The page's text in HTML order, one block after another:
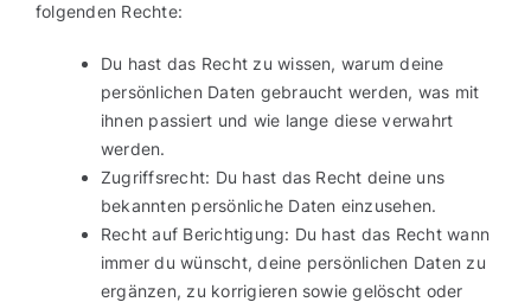
folgenden Rechte:
Du hast das Recht zu wissen, warum deine
persönlichen Daten gebraucht werden, was mit
ihnen passiert und wie lange diese verwahrt
werden.
Zugriffsrecht: Du hast das Recht deine uns
bekannten persönliche Daten einzusehen.
Recht auf Berichtigung: Du hast das Recht wann
immer du wünscht, deine persönlichen Daten zu
ergänzen, zu korrigieren sowie gelöscht oder